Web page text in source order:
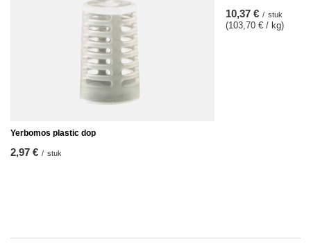
Yerbomos plastic dop
2,97 € / stuk
10,37 € / stuk
(103,70 € / kg)